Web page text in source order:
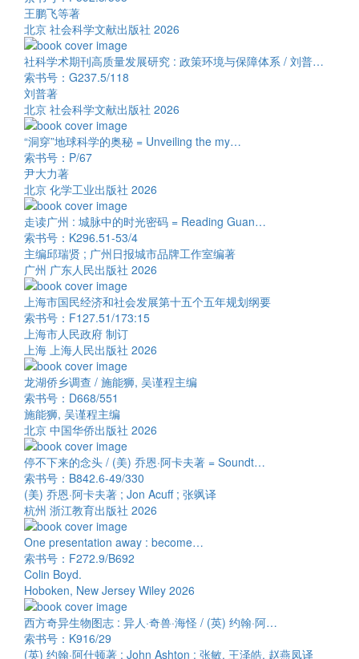
王鹏飞等著
北京 社会科学文献出版社 2026
社科学术期刊高质量发展研究 : 政策环境与保障体系 / 刘普…
索书号：G237.5/118
刘普著
北京 社会科学文献出版社 2026
“洞穿”地球科学的奥秘 = Unveiling the my…
索书号：P/67
尹大力著
北京 化学工业出版社 2026
走读广州 : 城脉中的时光密码 = Reading Guan…
索书号：K296.51-53/4
主编邱瑞贤 ; 广州日报城市品牌工作室编著
广州 广东人民出版社 2026
上海市国民经济和社会发展第十五个五年规划纲要
索书号：F127.51/173:15
上海市人民政府 制订
上海 上海人民出版社 2026
龙湖侨乡调查 / 施能狮, 吴谨程主编
索书号：D668/551
施能狮, 吴谨程主编
北京 中国华侨出版社 2026
停不下来的念头 / (美) 乔恩·阿卡夫著 = Soundt…
索书号：B842.6-49/330
(美) 乔恩·阿卡夫著 ; Jon Acuff ; 张飒译
杭州 浙江教育出版社 2026
One presentation away : become…
索书号：F272.9/B692
Colin Boyd.
Hoboken, New Jersey Wiley 2026
西方奇异生物图志 : 异人·奇兽·海怪 / (英) 约翰·阿…
索书号：K916/29
(英) 约翰·阿什顿著 ; John Ashton ; 张敏, 王泽皓, 赵燕凤译